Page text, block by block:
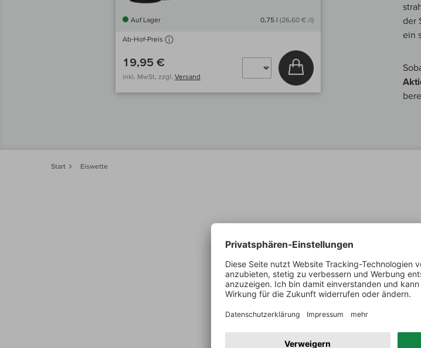
Auf Lager 0,75 l (26,60 € /l)
Ab-Hof-Preis
19,95 €
inkl. MwSt, zzgl. Versand
In den Warenkorb
der
ein
Start Eiswette
Ob die Weser
Die Bremer leben und lieben ihre Traditionen.
seit fast 200 Jahren am 6. Januar die Frage
Dies war zuletzt 1947 der Fall. Aber die